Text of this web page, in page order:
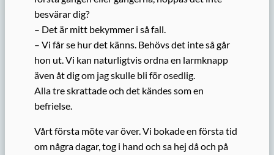
besvärar dig?
– Det är mitt bekymmer i så fall.
– Vi får se hur det känns. Behövs det inte så går
hon ut. Vi kan naturligtvis ordna en larmknapp
även åt dig om jag skulle bli för osedlig.
Alla tre skrattade och det kändes som en
befrielse.
Vårt första möte var över. Vi bokade en första tid
om några dagar, tog i hand och sa hej då och på